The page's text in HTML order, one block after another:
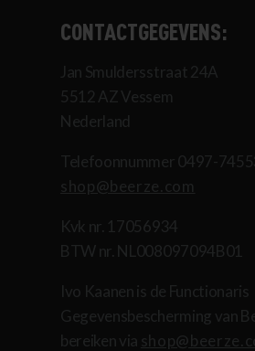
CONTACTGEGEVENS:
Jan Smuldersstraat 24A
5512 AZ Vessem
Nederland
Telefoonnummer 0497-
shop@beerze.com
Kvk nr. 17056934
BTW nr. NL008097094B01
Ivo Kaanen is de Functionaris
Gegevensbescherming van
bereiken via